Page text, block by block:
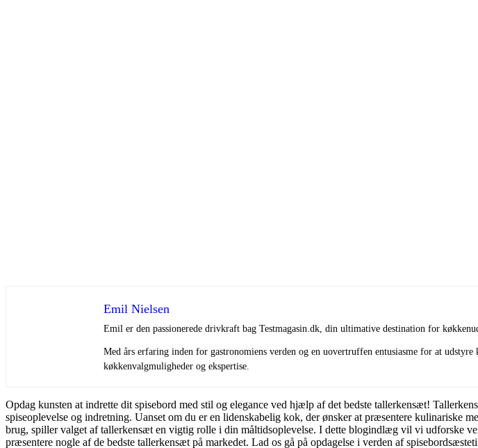
Emil Nielsen
Emil er den passionerede drivkraft bag Testmagasin.dk, din ultimative destination for
Med års erfaring inden for gastronomiens verden og en uovertruffen entusiasme for at
køkkenvalgmuligheder og ekspertise.
Opdag kunsten at indrette dit spisebord med stil og elegance ved hjælp af det bedste tallerkensæt!
spiseoplevelse og indretning. Uanset om du er en lidenskabelig kok, der ønsker at præsentere kulinariske
brug, spiller valget af tallerkensæt en vigtig rolle i din måltidsoplevelse. I dette blogindlæg vil vi udforske
præsentere nogle af de bedste tallerkensæt på markedet. Lad os gå på opdagelse i verden af